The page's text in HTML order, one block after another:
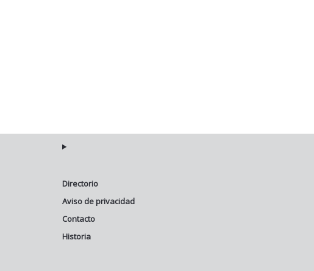
Directorio
Aviso de privacidad
Contacto
Historia